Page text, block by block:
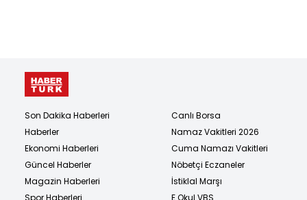
Son Dakika Haberleri
Haberler
Ekonomi Haberleri
Güncel Haberler
Magazin Haberleri
Canlı Borsa
Namaz Vakitleri 2026
Cuma Namazı Vakitleri
Nöbetçi Eczaneler
İstiklal Marşı